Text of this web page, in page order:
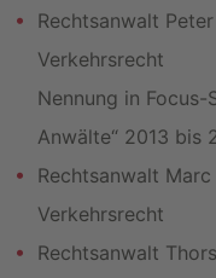
Rechtsanwalt
Verkehrsrecht
Nennung in Focus-
Anwälte“ 2013 bis
Rechtsanwalt
Verkehrsrecht
Rechtsanwalt